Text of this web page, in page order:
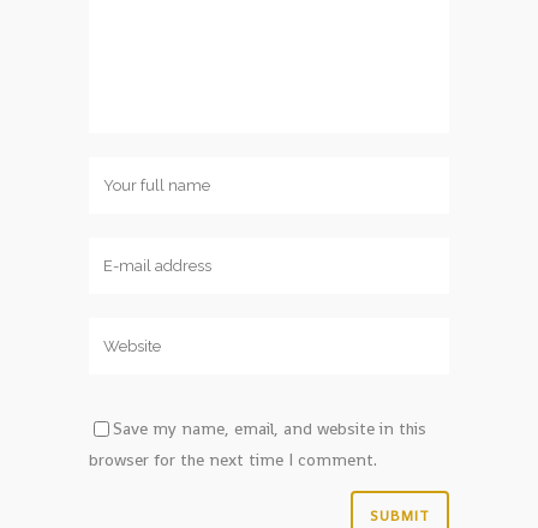
Save my name, email, and website in this
browser for the next time I comment.